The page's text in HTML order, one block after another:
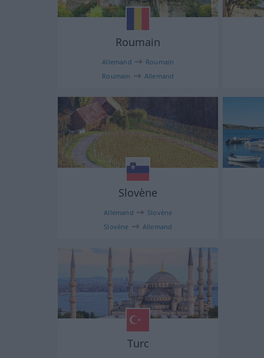
Roumain
Allemand
Roumain
Roumain
Allemand
Slovène
Allemand
Slovène
Slovène
Allemand
Turc